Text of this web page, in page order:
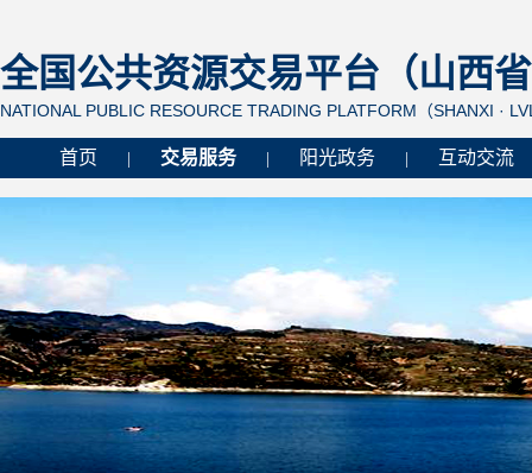
全国公共资源交易平台（山西
NATIONAL PUBLIC RESOURCE TRADING PLATFORM（SHANXI ·
首页 交易服务 阳光政务 互动交流